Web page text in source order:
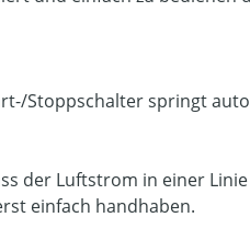
Stoppschalter springt
der Luftstrom in einer
einfach handhaben.